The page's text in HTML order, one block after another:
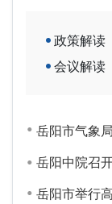
政策解读
会议解读
岳阳市气象局在
岳阳中院召
岳阳市举行